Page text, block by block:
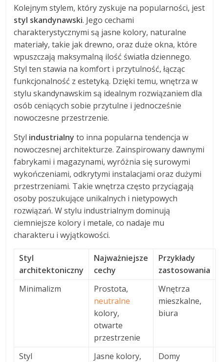
Kolejnym stylem, który zyskuje na popularności, jest
styl skandynawski. Jego cechami
charakterystycznymi są jasne kolory, naturalne
materiały, takie jak drewno, oraz duże okna, które
wpuszczają maksymalną ilość światła dziennego.
Styl ten stawia na komfort i przytulność, łącząc
funkcjonalność z estetyką. Dzięki temu, wnętrza w
stylu skandynawskim są idealnym rozwiązaniem dla
osób ceniących sobie przytulne i jednocześnie
nowoczesne przestrzenie.
Styl industrialny to inna popularna tendencja w
nowoczesnej architekturze. Zainspirowany dawnymi
fabrykami i magazynami, wyróżnia się surowymi
wykończeniami, odkrytymi instalacjami oraz dużymi
przestrzeniami. Takie wnętrza często przyciągają
osoby poszukujące unikalnych i nietypowych
rozwiązań. W stylu industrialnym dominują
ciemniejsze kolory i metale, co nadaje mu
charakteru i wyjątkowości.
Styl
architektoniczny
Najważniejsze
cechy
Przykłady
zastosowania
Minimalizm
Prostota,
neutralne
kolory,
otwarte
przestrzenie
Wnętrza
mieszkalne,
biura
Styl
Jasne kolory,
Domy